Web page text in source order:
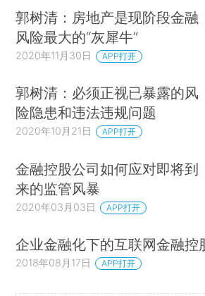
郭树清：房地产是现阶段金融
风险最大的“灰犀牛”
2020年11月30日 APP打开
郭树清：必须正视已暴露的风
险隐患和违法违规问题
2020年10月21日 APP打开
金融控股公司如何应对即将到
来的监管风暴
2020年03月03日 APP打开
企业金融化下的互联网金融控
2018年08月17日 APP打开